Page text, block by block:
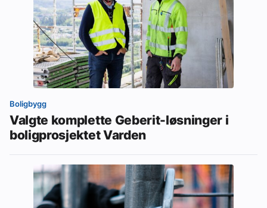
Boligbygg
Valgte komplette Geberit-løsninger i
boligprosjektet Varden